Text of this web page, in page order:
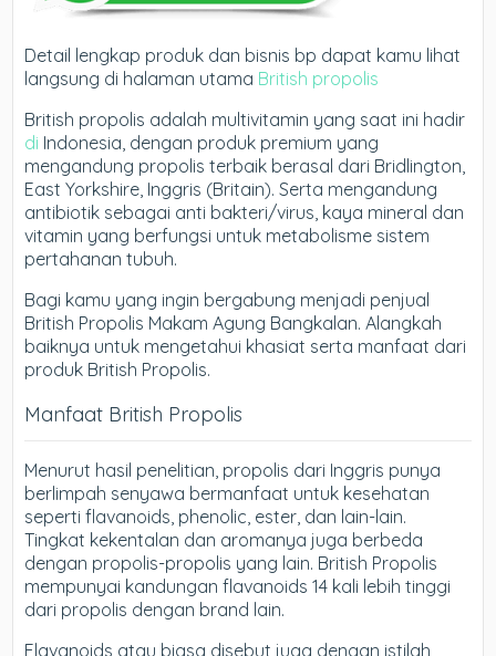
Detail lengkap produk dan bisnis bp dapat kamu lihat
langsung di halaman utama British propolis
British propolis adalah multivitamin yang saat ini hadir
di Indonesia, dengan produk premium yang
mengandung propolis terbaik berasal dari Bridlington,
East Yorkshire, Inggris (Britain). Serta mengandung
antibiotik sebagai anti bakteri/virus, kaya mineral dan
vitamin yang berfungsi untuk metabolisme sistem
pertahanan tubuh.
Bagi kamu yang ingin bergabung menjadi penjual
British Propolis Makam Agung Bangkalan. Alangkah
baiknya untuk mengetahui khasiat serta manfaat dari
produk British Propolis.
Manfaat British Propolis
Menurut hasil penelitian, propolis dari Inggris punya
berlimpah senyawa bermanfaat untuk kesehatan
seperti flavanoids, phenolic, ester, dan lain-lain.
Tingkat kekentalan dan aromanya juga berbeda
dengan propolis-propolis yang lain. British Propolis
mempunyai kandungan flavanoids 14 kali lebih tinggi
dari propolis dengan brand lain.
Flavanoids atau biasa disebut juga dengan istilah